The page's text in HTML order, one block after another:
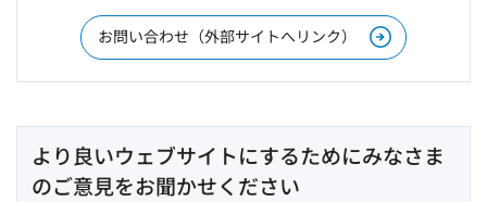
お問い合わせ（外部サイトへリンク）
より良いウェブサイトにするためにみなさま
のご意見をお聞かせください